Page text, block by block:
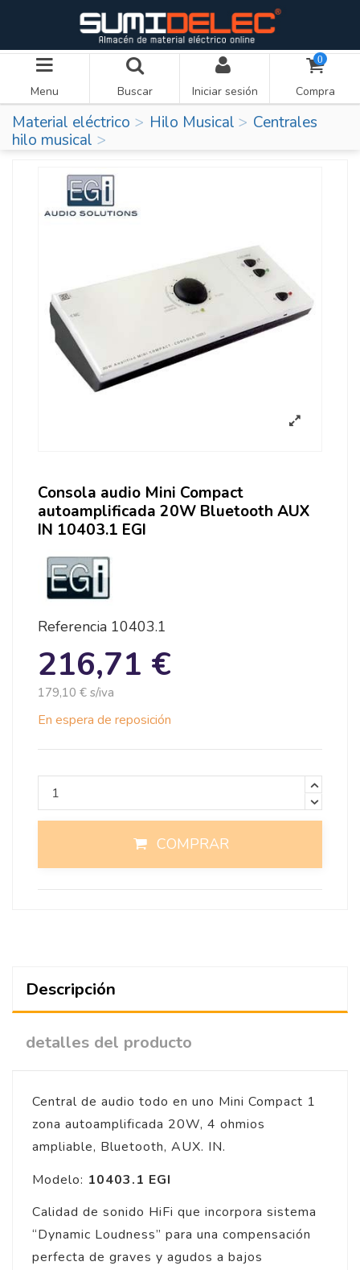
Menu Buscar Iniciar sesión
0
Compra
Material eléctrico Hilo Musical
Centrales
hilo musical
Consola audio Mini Compact
autoamplificada 20W Bluetooth AUX
IN 10403.1 EGI
Referencia 10403.1
216,71 €
179,10 € s/iva
En espera de reposición
COMPRAR
Descripción
detalles del producto
Central de audio todo en uno Mini Compact 1
zona autoamplificada 20W, 4 ohmios
ampliable, Bluetooth, AUX. IN.
Modelo: 10403.1 EGI
Calidad de sonido HiFi que incorpora sistema
“Dynamic Loudness” para una compensación
perfecta de graves y agudos a bajos